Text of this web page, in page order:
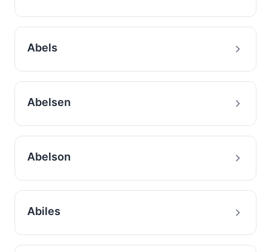
Abels
Abelsen
Abelson
Abiles